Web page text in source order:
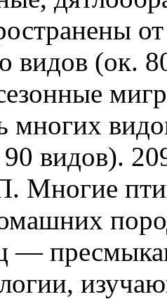
видов (ок.
многих
видов).
Многие
—